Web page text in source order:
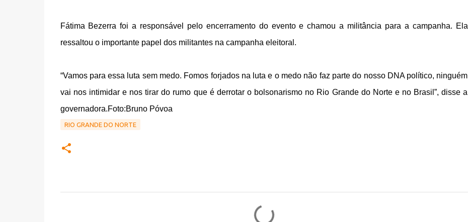
Fátima Bezerra foi a responsável pelo encerramento do evento e chamou a militância para a campanha. Ela
ressaltou o importante papel dos militantes na campanha eleitoral.
“Vamos para essa luta sem medo. Fomos forjados na luta e o medo não faz parte do nosso DNA político, ninguém
vai nos intimidar e nos tirar do rumo que é derrotar o bolsonarismo no Rio Grande do Norte e no Brasil”, disse a
governadora.Foto:Bruno Póvoa
RIO GRANDE DO NORTE